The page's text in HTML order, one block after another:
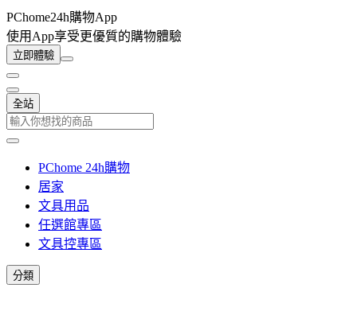
PChome24h購物App
使用App享受更優質的購物體驗
立即體驗
全站
PChome 24h購物
居家
文具用品
任選館專區
文具控專區
分類